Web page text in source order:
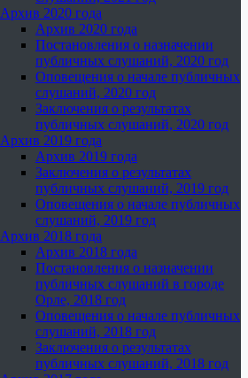
Архив 2020 года
Архив 2020 года
Постановления о назначении
публичных слушаний, 2020 год
Оповещения о начале публичных
слушаний, 2020 год
Заключения о результатах
публичных слушаний, 2020 год
Архив 2019 года
Архив 2019 года
Заключения о результатах
публичных слушаний, 2019 год
Оповещения о начале публичных
слушаний, 2019 год
Архив 2018 года
Архив 2018 года
Постановления о назначении
публичных слушаний в городе
Орле, 2018 год
Оповещения о начале публичных
слушаний, 2018 год
Заключения о результатах
публичных слушаний, 2018 год